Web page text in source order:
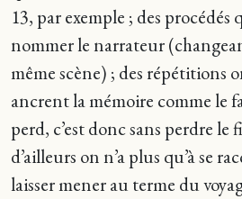
13, par exemple ; des
nommer le narrateur
même scène) ; des répétitions
ancrent la mémoire comme le
perd, c’est donc sans perdre le
d’ailleurs on n’a plus qu’à se
laisser mener au terme du